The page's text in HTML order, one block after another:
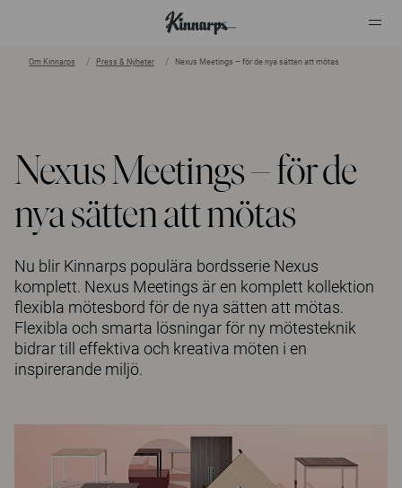
Om Kinnarps Press & Nyheter Nexus Meetings – för de nya sätten att mötas
Nexus Meetings – för de
nya sätten att mötas
Nu blir Kinnarps populära bordsserie Nexus
komplett. Nexus Meetings är en komplett kollektion
flexibla mötesbord för de nya sätten att mötas.
Flexibla och smarta lösningar för ny mötesteknik
bidrar till effektiva och kreativa möten i en
inspirerande miljö.